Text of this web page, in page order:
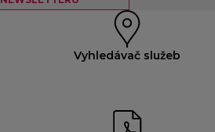
Vyhledávač služeb